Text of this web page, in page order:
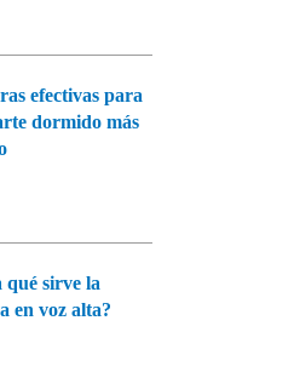
efectivas para
dormido más
qué sirve la
en voz alta?